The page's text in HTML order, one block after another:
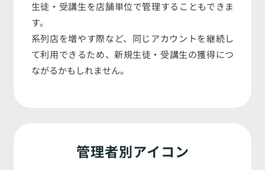
生徒・受講生を店舗単位で管理することもできま
す。
系列店を増やす際など、同じアカウントを継続し
て利用できるため、新規生徒・受講生の獲得につ
ながるかもしれません。
管理者別アイコン